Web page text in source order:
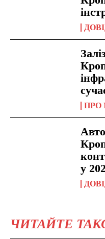
ПРО
у
ЧИТАЙТЕ